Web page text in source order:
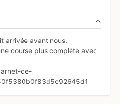
arrivée avant nous.
course plus complète avec
de-